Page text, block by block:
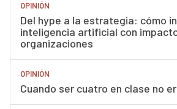
OPINIÓN
Del hype a la estrategia: cómo
inteligencia artificial con
organizaciones
OPINIÓN
Cuando ser cuatro en clase no